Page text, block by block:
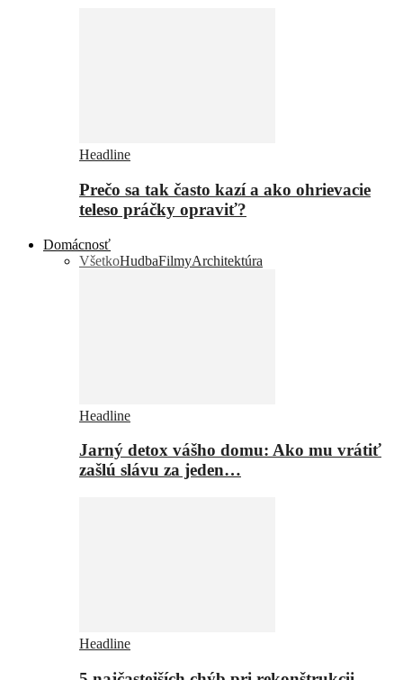
Headline
Prečo sa tak často kazí a ako ohrievacie
teleso práčky opraviť?
Domácnosť
VšetkoHudbaFilmyArchitektúra
Headline
Jarný detox vášho domu: Ako mu vrátiť
zašlú slávu za jeden…
Headline